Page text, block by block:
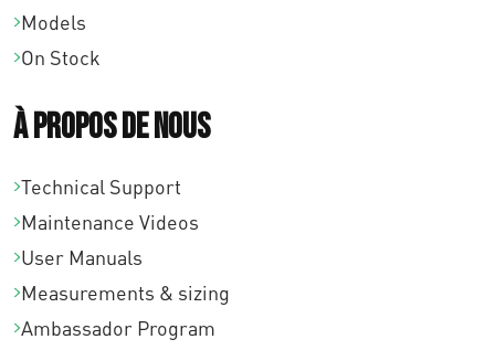
Models
On Stock
À propos de nous
Technical Support
Maintenance Videos
User Manuals
Measurements & sizing
Ambassador Program